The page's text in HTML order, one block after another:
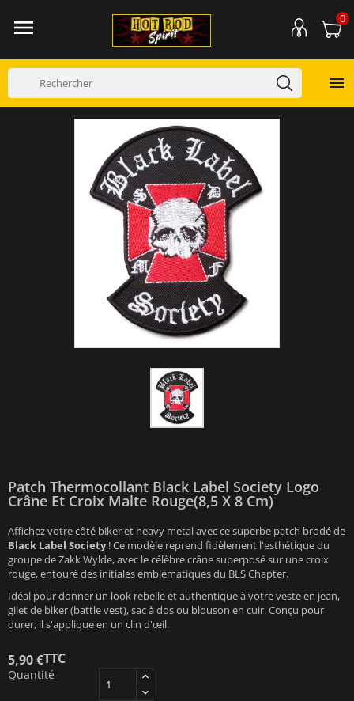
 0

Patch Thermocollant Black Label Society Logo
Crâne Et Croix Malte Rouge(8,5 X 8 Cm)
Affichez votre côté biker et heavy metal avec ce superbe patch brodé de
Black Label Society! Ce modèle reprend fidèlement l'esthétique du
groupe de Zakk Wylde, avec le célèbre crâne superposé sur une croix
rouge, entouré des initiales emblématiques du BLS Chapter.
Idéal pour donner un look rebelle et authentique à votre veste en jean,
gilet de biker (battle vest), sac à dos ou blouson en cuir. Conçu pour
durer, il s'applique en un clin d'œil.
5,90 €TTC
Quantité